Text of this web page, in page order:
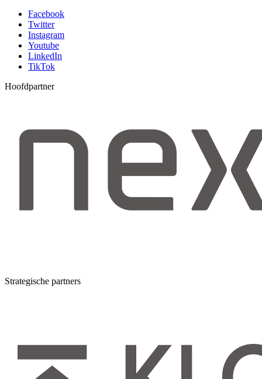
Facebook
Twitter
Instagram
Youtube
LinkedIn
TikTok
Hoofdpartner
Strategische partners